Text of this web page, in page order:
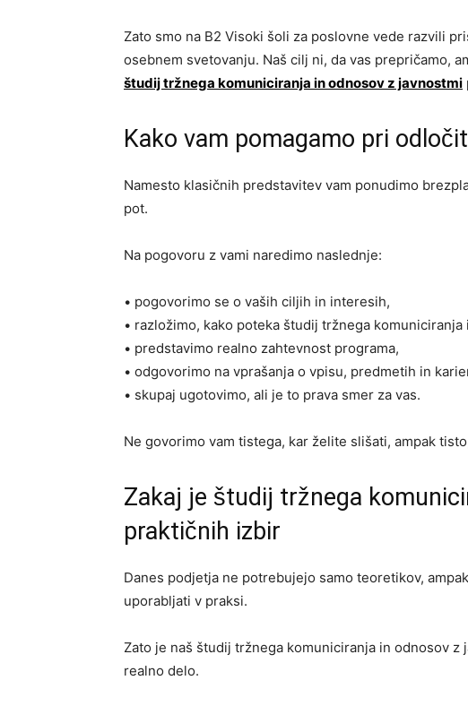
Zato smo na B2 Visoki šoli za poslovne vede razvili
osebnem svetovanju. Naš cilj ni, da vas prepričamo,
študij tržnega komuniciranja in odnosov z javnostmi
Kako vam pomagamo pri
Namesto klasičnih predstavitev vam ponudimo
pot.
Na pogovoru z vami naredimo naslednje:
• pogovorimo se o vaših ciljih in interesih,
• razložimo, kako poteka študij tržnega
• predstavimo realno zahtevnost programa,
• odgovorimo na vprašanja o vpisu, predmetih in
• skupaj ugotovimo, ali je to prava smer za vas.
Ne govorimo vam tistega, kar želite slišati, ampak
Zakaj je študij tržnega
praktičnih izbir
Danes podjetja ne potrebujejo samo teoretikov,
uporabljati v praksi.
Zato je naš študij tržnega komuniciranja in odnosov z
realno delo.